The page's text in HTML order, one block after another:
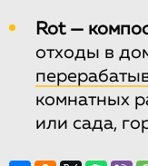
Rot —
отходы в
комнатных
или сада,